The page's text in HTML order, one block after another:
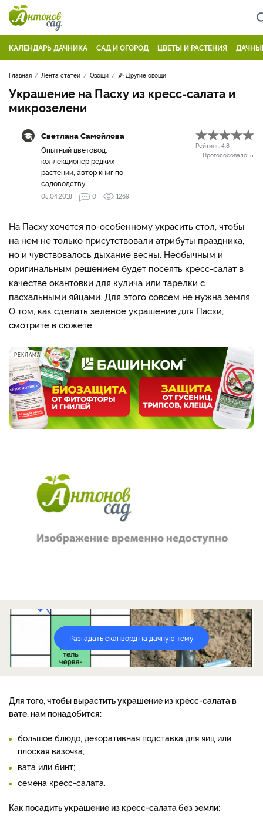
КАЛЕНДАРЬ ДАЧНИКА САД И ОГОРОД ЦВЕТЫ И РАСТЕНИЯ
Главная Лента статей Овощи 🌽 Другие овощи
Украшение на Пасху из кресс-салата и
микрозелени
Светлана Самойлова
Опытный цветовод,
коллекционер редких
растений, автор книг по
садоводству
Рейтинг: 4.8
Проголосовало: 5
05.04.2018 0 1269
На Пасху хочется по-особенному украсить стол, чтобы
на нем не только присутствовали атрибуты праздника,
но и чувствовалось дыхание весны. Необычным и
оригинальным решением будет посеять кресс-салат в
качестве окантовки для кулича или тарелки с
пасхальными яйцами. Для этого совсем не нужна земля.
О том, как сделать зеленое украшение для Пасхи,
смотрите в сюжете.
РЕКЛАМА
Разгадать сканворд на дачную тему
Для того, чтобы вырастить украшение из кресс-салата в
вате, нам понадобится:
большое блюдо, декоративная подставка для яиц или
плоская вазочка;
вата или бинт;
семена кресс-салата.
Как посадить украшение из кресс-салата без земли: